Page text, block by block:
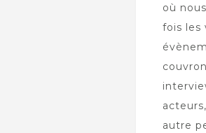
où
fois les
autre